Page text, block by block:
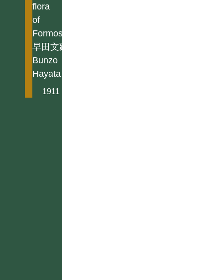
flora
of
Formosa
早田文藏
Bunzo
Hayata
1911